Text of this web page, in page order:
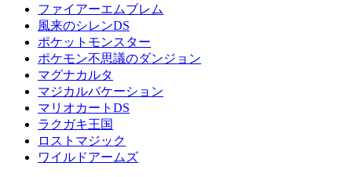
ファイアーエムブレム
風来のシレンDS
ポケットモンスター
ポケモン不思議のダンジョン
マグナカルタ
マジカルバケーション
マリオカートDS
ラクガキ王国
ロストマジック
ワイルドアームズ